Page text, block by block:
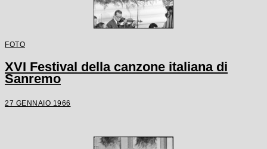
FOTO
XVI Festival della canzone italiana di
Sanremo
27 GENNAIO 1966